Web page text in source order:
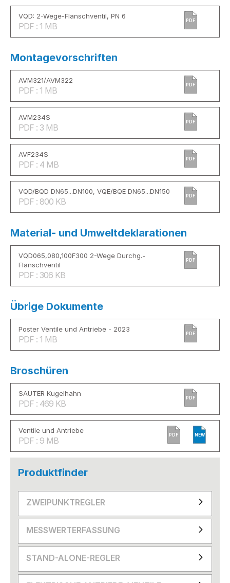
VQD: 2-Wege-Flanschventil, PN 6
PDF : 1 MB
PDF
Montagevorschriften
AVM321/AVM322
PDF : 1 MB
PDF
AVM234S
PDF : 3 MB
PDF
AVF234S
PDF : 4 MB
PDF
VQD/BQD DN65...DN100, VQE/BQE DN65...DN150
PDF : 800 KB
PDF
Material- und Umweltdeklarationen
VQD065,080,100F300 2-Wege Durchg.-
Flanschventil
PDF : 306 KB
PDF
Übrige Dokumente
Poster Ventile und Antriebe - 2023
PDF : 1 MB
PDF
Broschüren
SAUTER Kugelhahn
PDF : 469 KB
PDF
Ventile und Antriebe
PDF : 9 MB
PDF NEW
Produktfinder
ZWEIPUNKTREGLER
MESSWERTERFASSUNG
STAND-ALONE-REGLER